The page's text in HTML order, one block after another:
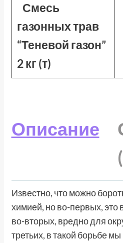
Смесь
газонных трав
“Теневой газон”
2 кг (т)
Описание
Известно, что можно
химией, но во-первых, это
во-вторых, вредно для
третьих, в такой борьбе